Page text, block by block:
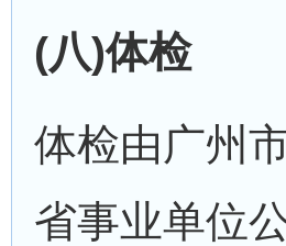
(八)体检
体检由广州
省事业单位